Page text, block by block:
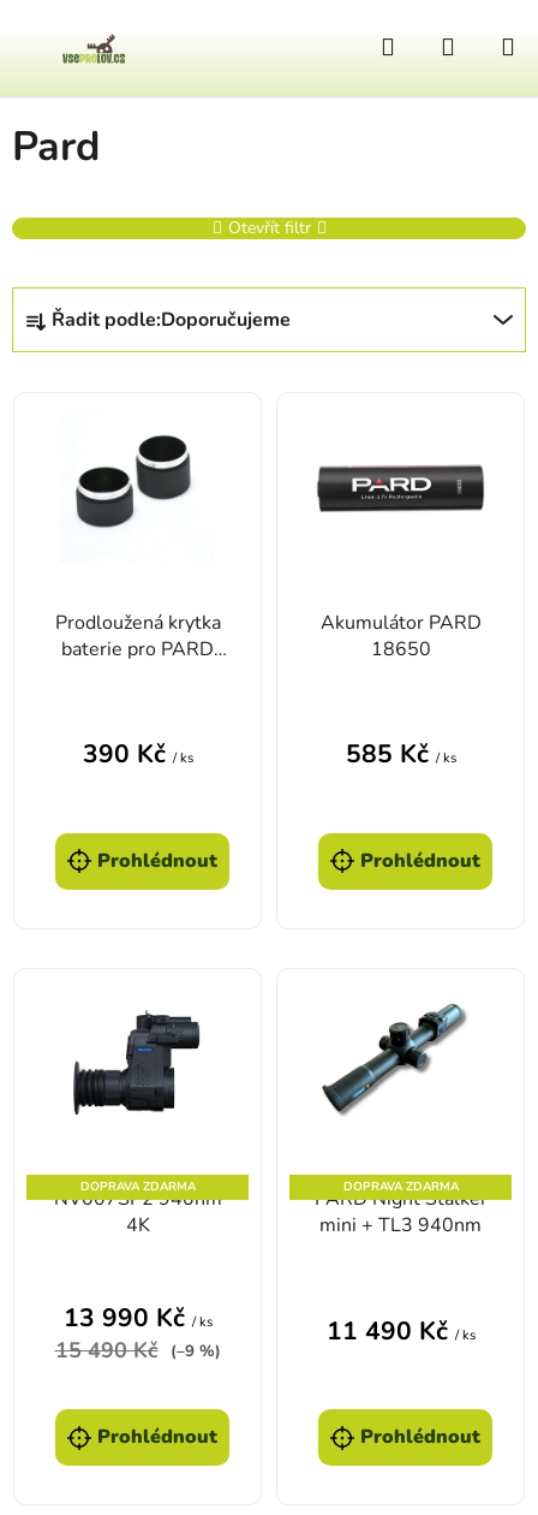
Hledat
Domů
Pard
Otevřít filtr
Řazení produktů
Řadit podle:Doporučujeme
Prodloužená krytka
baterie pro PARD
390 Kč / ks
Prohlédnout
Akumulátor PARD
18650
585 Kč / ks
Prohlédnout
DOPRAVA ZDARMA
NV007SP2 940nm
4K
13 990 Kč / ks
15 490 Kč (–9 %)
Prohlédnout
DOPRAVA ZDARMA
PARD Night Stalker
mini + TL3 940nm
11 490 Kč / ks
Prohlédnout